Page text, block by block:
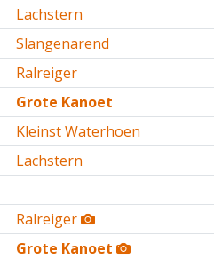
Lachstern
Slangenarend
Ralreiger
Grote Kanoet
Kleinst Waterhoen
Lachstern
Ralreiger
Grote Kanoet